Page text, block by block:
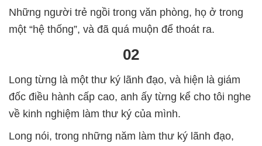
Những người trẻ ngồi trong văn phòng, họ ở trong
một “hệ thống”, và đã quá muộn để thoát ra.
02
Long từng là một thư ký lãnh đạo, và hiện là giám
đốc điều hành cấp cao, anh ấy từng kể cho tôi nghe
về kinh nghiệm làm thư ký của mình.
Long nói, trong những năm làm thư ký lãnh đạo,